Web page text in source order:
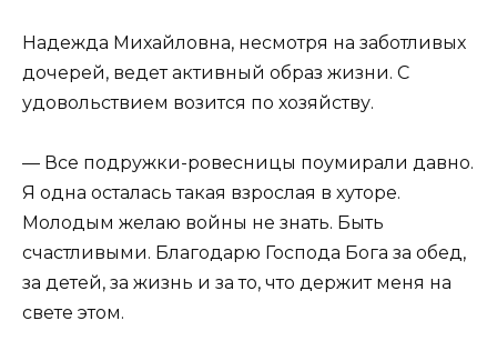
Надежда Михайловна, несмотря на заботливых
дочерей, ведет активный образ жизни. С
удовольствием возится по хозяйству.
— Все подружки-ровесницы поумирали давно.
Я одна осталась такая взрослая в хуторе.
Молодым желаю войны не знать. Быть
счастливыми. Благодарю Господа Бога за обед,
за детей, за жизнь и за то, что держит меня на
свете этом.